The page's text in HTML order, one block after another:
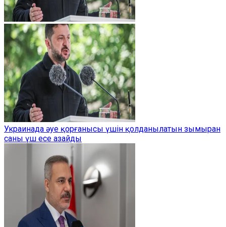
Украинада әуе қорғанысы үшін қолданылатын зымыран
саны үш есе азайды